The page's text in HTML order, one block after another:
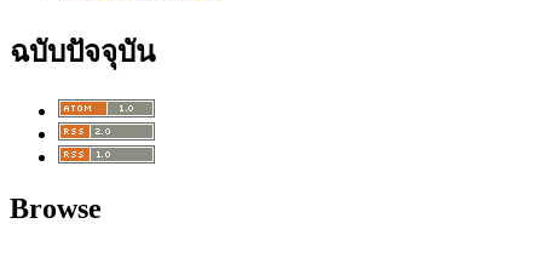
ฉบับปัจจุบัน
Browse